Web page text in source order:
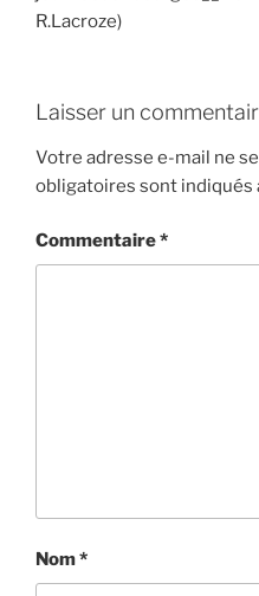
R.Lacroze)
Laisser un
Votre adresse e-mail ne
obligatoires sont indiqués
Commentaire*
Nom*